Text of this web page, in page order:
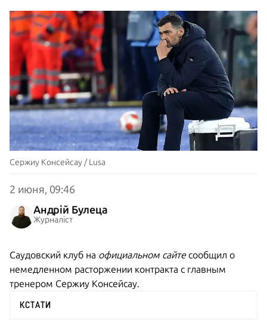
Сержиу Консейсау / Lusa
2 июня, 09:46
Андрій Булеца
Журналіст
Саудовский клуб на официальном сайтесообщил о
немедленном расторжении контракта с главным
тренером Сержиу Консейсау.
КСТАТИ